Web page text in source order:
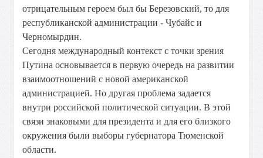
отрицательным героем был бы Березовский, то для
республиканской администрации - Чубайс и
Черномырдин.
Сегодня международный контекст с точки зрения
Путина основывается в первую очередь на развитии
взаимоотношений с новой американской
администрацией. Но другая проблема задается
внутри российской политической ситуации. В этой
связи знаковыми для президента и для его близкого
окружения были выборы губернатора Тюменской
области.